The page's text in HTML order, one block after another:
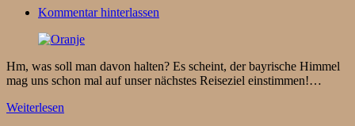
Kommentar hinterlassen
Hm, was soll man davon halten? Es scheint, der bayrische Himmel
mag uns schon mal auf unser nächstes Reiseziel einstimmen!…
Weiterlesen